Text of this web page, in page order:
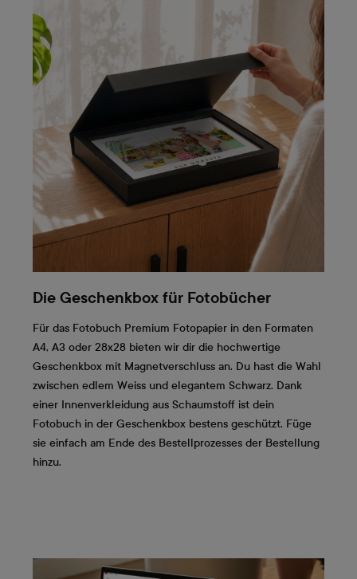
Die Geschenkbox für Fotobücher
Für das Fotobuch Premium Fotopapier in den Formaten
A4, A3 oder 28x28 bieten wir dir die hochwertige
Geschenkbox mit Magnetverschluss an. Du hast die Wahl
zwischen edlem Weiss und elegantem Schwarz. Dank
einer Innenverkleidung aus Schaumstoff ist dein
Fotobuch in der Geschenkbox bestens geschützt. Füge
sie einfach am Ende des Bestellprozesses der Bestellung
hinzu.